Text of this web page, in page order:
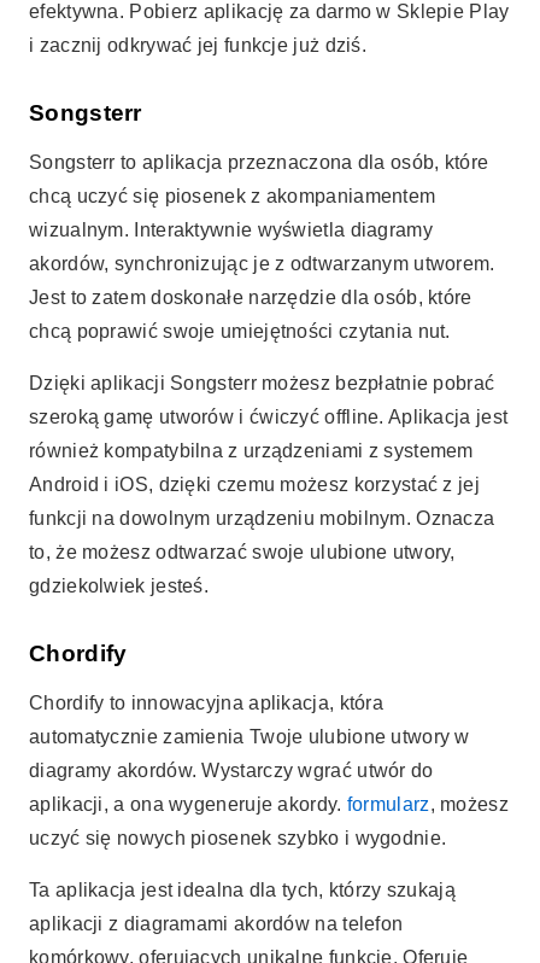
efektywna. Pobierz aplikację za darmo w Sklepie Play
i zacznij odkrywać jej funkcje już dziś.
Songsterr
Songsterr to aplikacja przeznaczona dla osób, które
chcą uczyć się piosenek z akompaniamentem
wizualnym. Interaktywnie wyświetla diagramy
akordów, synchronizując je z odtwarzanym utworem.
Jest to zatem doskonałe narzędzie dla osób, które
chcą poprawić swoje umiejętności czytania nut.
Dzięki aplikacji Songsterr możesz bezpłatnie pobrać
szeroką gamę utworów i ćwiczyć offline. Aplikacja jest
również kompatybilna z urządzeniami z systemem
Android i iOS, dzięki czemu możesz korzystać z jej
funkcji na dowolnym urządzeniu mobilnym. Oznacza
to, że możesz odtwarzać swoje ulubione utwory,
gdziekolwiek jesteś.
Chordify
Chordify to innowacyjna aplikacja, która
automatycznie zamienia Twoje ulubione utwory w
diagramy akordów. Wystarczy wgrać utwór do
aplikacji, a ona wygeneruje akordy. formularz, możesz
uczyć się nowych piosenek szybko i wygodnie.
Ta aplikacja jest idealna dla tych, którzy szukają
aplikacji z diagramami akordów na telefon
komórkowy, oferujących unikalne funkcje. Oferuje